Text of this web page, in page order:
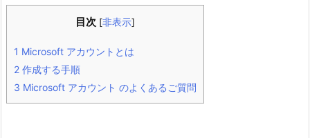
目次 [非表示]
1 Microsoft アカウントとは
2 作成する手順
3 Microsoft アカウント のよくあるご質問